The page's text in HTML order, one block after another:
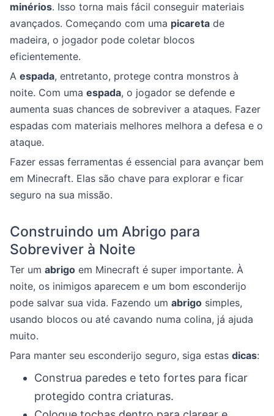
minérios. Isso torna mais fácil conseguir materiais
avançados. Começando com uma picareta de
madeira, o jogador pode coletar blocos
eficientemente.
A espada, entretanto, protege contra monstros à
noite. Com uma espada, o jogador se defende e
aumenta suas chances de sobreviver a ataques. Fazer
espadas com materiais melhores melhora a defesa e o
ataque.
Fazer essas ferramentas é essencial para avançar bem
em Minecraft. Elas são chave para explorar e ficar
seguro na sua missão.
Construindo um Abrigo para
Sobreviver à Noite
Ter um abrigo em Minecraft é super importante. À
noite, os inimigos aparecem e um bom esconderijo
pode salvar sua vida. Fazendo um abrigo simples,
usando blocos ou até cavando numa colina, já ajuda
muito.
Para manter seu esconderijo seguro, siga estas dicas:
Construa paredes e teto fortes para ficar
protegido contra criaturas.